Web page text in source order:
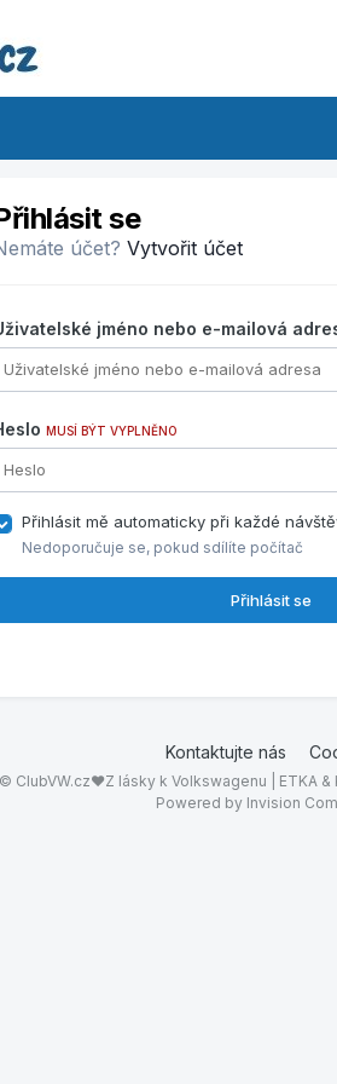
se
účet? Vytvořit účet
jméno nebo e-mailová
MUSÍ BÝT VYPLNĚNO
Přihlásit mě automaticky při každé
Nedoporučuje se, pokud sdílíte počítač
Přihlásit se
Kontaktujte nás
ClubVW.cz❤Z lásky k Volkswagenu | ETKA &
Powered by Invision